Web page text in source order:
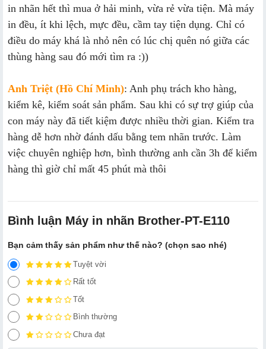
in nhãn hết thì mua ở hải minh, vừa rẻ vừa tiện. Mà máy
in đều, ít khi lệch, mực đều, cầm tay tiện dụng. Chỉ có
điều do máy khá là nhỏ nên có lúc chị quên nó giữa các
thùng hàng sau đó mới tìm ra :))
Anh Triệt (Hồ Chí Minh): Anh phụ trách kho hàng,
kiểm kê, kiểm soát sản phẩm. Sau khi có sự trợ giúp của
con máy này đã tiết kiệm được nhiều thời gian. Kiểm tra
hàng dễ hơn nhờ đánh dấu bằng tem nhãn trước. Làm
việc chuyên nghiệp hơn, bình thường anh cần 3h để kiểm
hàng thì giờ chỉ mất 45 phút mà thôi
Bình luận Máy in nhãn Brother-PT-E110
Bạn cảm thấy sản phẩm như thế nào? (chọn sao nhé)
Tuyệt vời
Rất tốt
Tốt
Bình thường
Chưa đạt